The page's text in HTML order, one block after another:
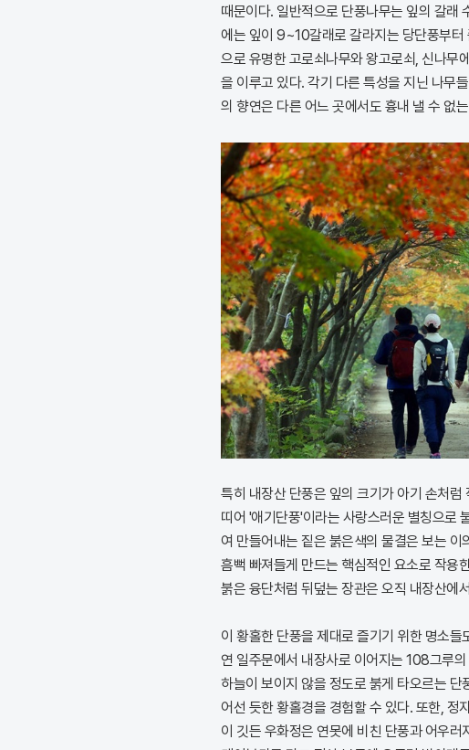
때문이다. 일반적으로 단풍나무는 잎의 갈래
에는 잎이 9~10갈래로 갈라지는 당단풍부터
으로 유명한 고로쇠나무와 왕고로쇠, 신나무
을 이루고 있다. 각기 다른 특성을 지닌 나무
의 향연은 다른 어느 곳에서도 흉내 낼 수 없
특히 내장산 단풍은 잎의 크기가 아기 손처
띠어 '애기단풍'이라는 사랑스러운 별칭으로
여 만들어내는 짙은 붉은색의 물결은 보는 이
흠뻑 빠져들게 만드는 핵심적인 요소로 작용
붉은 융단처럼 뒤덮는 장관은 오직 내장산에
이 황홀한 단풍을 제대로 즐기기 위한 명소
연 일주문에서 내장사로 이어지는 108그루
하늘이 보이지 않을 정도로 붉게 타오르는
어선 듯한 황홀경을 경험할 수 있다. 또한, 정
이 깃든 우화정은 연못에 비친 단풍과 어우